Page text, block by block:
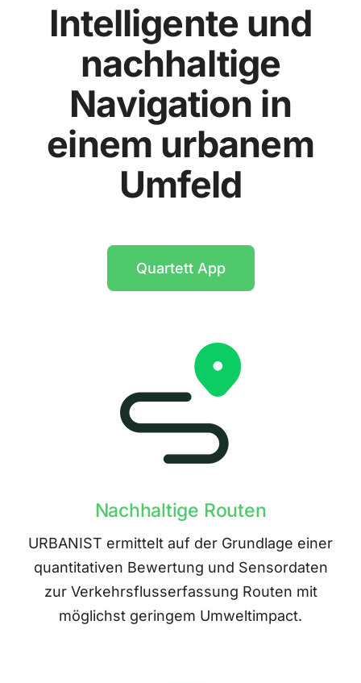
Intelligente und
nachhaltige
Navigation in
einem urbanem
Umfeld
Quartett App
Nachhaltige Routen
URBANIST ermittelt auf der Grundlage einer
quantitativen Bewertung und Sensordaten
zur Verkehrsflusserfassung Routen mit
möglichst geringem Umweltimpact.